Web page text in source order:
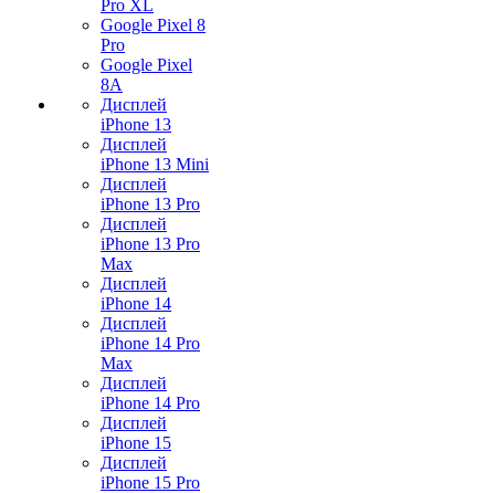
Pro XL
Google Pixel 8
Pro
Google Pixel
8A
Дисплей
iPhone 13
Дисплей
iPhone 13 Mini
Дисплей
iPhone 13 Pro
Дисплей
iPhone 13 Pro
Max
Дисплей
iPhone 14
Дисплей
iPhone 14 Pro
Max
Дисплей
iPhone 14 Pro
Дисплей
iPhone 15
Дисплей
iPhone 15 Pro